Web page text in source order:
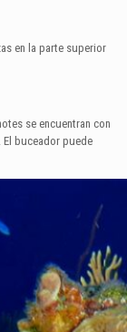
en la parte superior
se encuentran con
. El buceador puede